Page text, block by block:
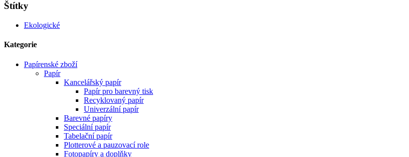
Štítky
Ekologické
Kategorie
Papírenské zboží
Papír
Kancelářský papír
Papír pro barevný tisk
Recyklovaný papír
Univerzální papír
Barevné papíry
Speciální papír
Tabelační papír
Plotterové a pauzovací role
Fotopapíry a doplňky